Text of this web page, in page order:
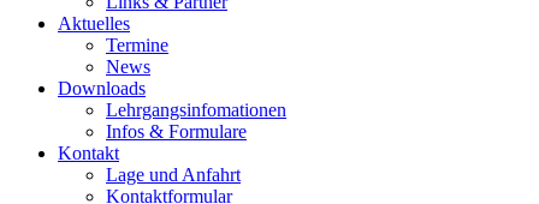
Aktuelles
Termine
News
Downloads
Lehrgangsinfomationen
Infos & Formulare
Kontakt
Lage und Anfahrt
Kontaktformular